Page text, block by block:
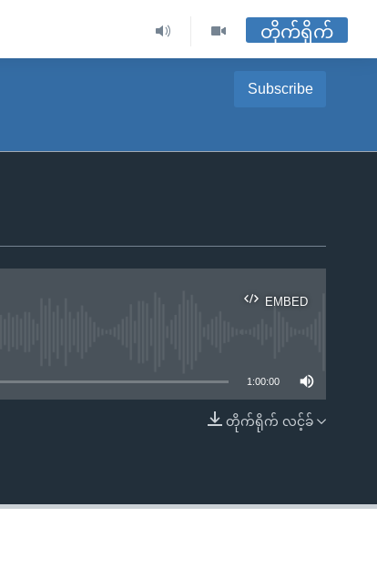
တိုက်ရိုက်
Subscribe
EMBED
EMBED
1:00:00
တိုက်ရိုက် လင့်ခ်